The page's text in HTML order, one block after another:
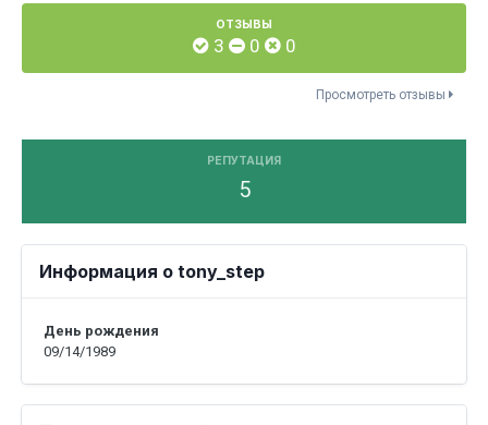
ОТЗЫВЫ
3 0 0
Просмотреть отзывы
РЕПУТАЦИЯ
5
Информация о tony_step
День рождения
09/14/1989